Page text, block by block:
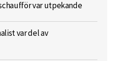
var utpekande
var del av